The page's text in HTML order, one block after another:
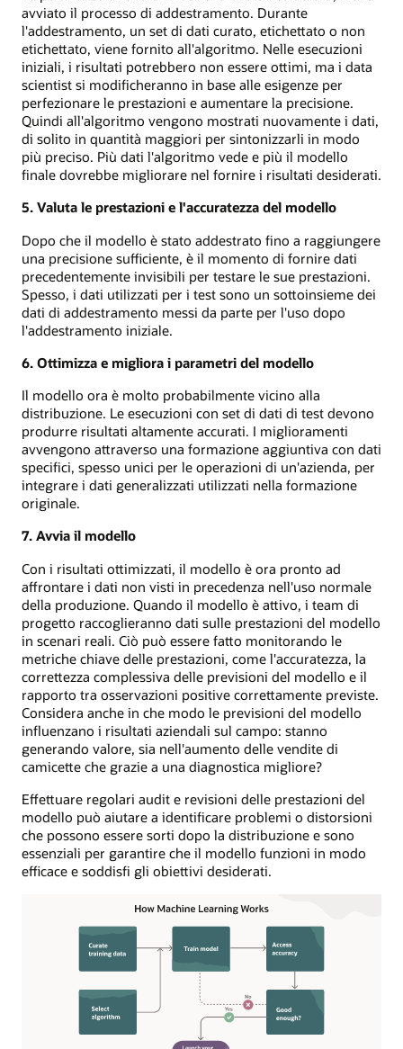
avviato il processo di addestramento. Durante
l'addestramento, un set di dati curato, etichettato o non
etichettato, viene fornito all'algoritmo. Nelle esecuzioni
iniziali, i risultati potrebbero non essere ottimi, ma i data
scientist si modificheranno in base alle esigenze per
perfezionare le prestazioni e aumentare la precisione.
Quindi all'algoritmo vengono mostrati nuovamente i dati,
di solito in quantità maggiori per sintonizzarli in modo
più preciso. Più dati l'algoritmo vede e più il modello
finale dovrebbe migliorare nel fornire i risultati desiderati.
5. Valuta le prestazioni e l'accuratezza del modello
Dopo che il modello è stato addestrato fino a raggiungere
una precisione sufficiente, è il momento di fornire dati
precedentemente invisibili per testare le sue prestazioni.
Spesso, i dati utilizzati per i test sono un sottoinsieme dei
dati di addestramento messi da parte per l'uso dopo
l'addestramento iniziale.
6. Ottimizza e migliora i parametri del modello
Il modello ora è molto probabilmente vicino alla
distribuzione. Le esecuzioni con set di dati di test devono
produrre risultati altamente accurati. I miglioramenti
avvengono attraverso una formazione aggiuntiva con dati
specifici, spesso unici per le operazioni di un'azienda, per
integrare i dati generalizzati utilizzati nella formazione
originale.
7. Avvia il modello
Con i risultati ottimizzati, il modello è ora pronto ad
affrontare i dati non visti in precedenza nell'uso normale
della produzione. Quando il modello è attivo, i team di
progetto raccoglieranno dati sulle prestazioni del modello
in scenari reali. Ciò può essere fatto monitorando le
metriche chiave delle prestazioni, come l'accuratezza, la
correttezza complessiva delle previsioni del modello e il
rapporto tra osservazioni positive correttamente previste.
Considera anche in che modo le previsioni del modello
influenzano i risultati aziendali sul campo: stanno
generando valore, sia nell'aumento delle vendite di
camicette che grazie a una diagnostica migliore?
Effettuare regolari audit e revisioni delle prestazioni del
modello può aiutare a identificare problemi o distorsioni
che possono essere sorti dopo la distribuzione e sono
essenziali per garantire che il modello funzioni in modo
efficace e soddisfi gli obiettivi desiderati.